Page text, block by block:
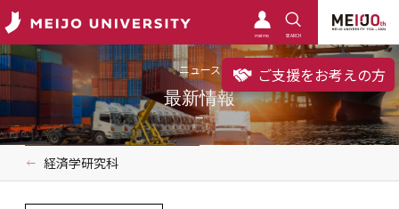
meimo SEARCH
ご支援をお考えの方
ニュース
最新情報
経済学研究科